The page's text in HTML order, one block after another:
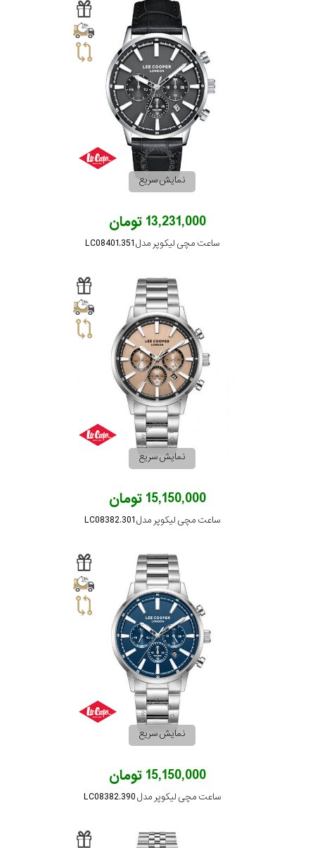
نمایش سریع
13,231,000 تومان
ساعت مچی لیکوپر مدل LC08401.351
نمایش سریع
15,150,000 تومان
ساعت مچی لیکوپر مدل LC08382.301
نمایش سریع
15,150,000 تومان
ساعت مچی لیکوپر مدل LC08382.390